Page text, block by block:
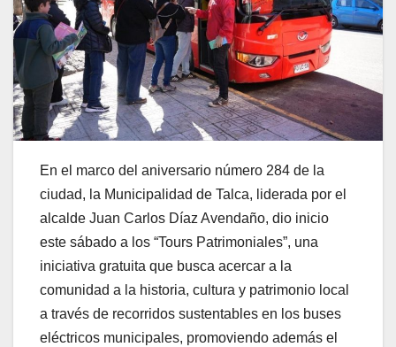
En el marco del aniversario número 284 de la
ciudad, la Municipalidad de Talca, liderada por el
alcalde Juan Carlos Díaz Avendaño, dio inicio
este sábado a los “Tours Patrimoniales”, una
iniciativa gratuita que busca acercar a la
comunidad a la historia, cultura y patrimonio local
a través de recorridos sustentables en los buses
eléctricos municipales, promoviendo además el